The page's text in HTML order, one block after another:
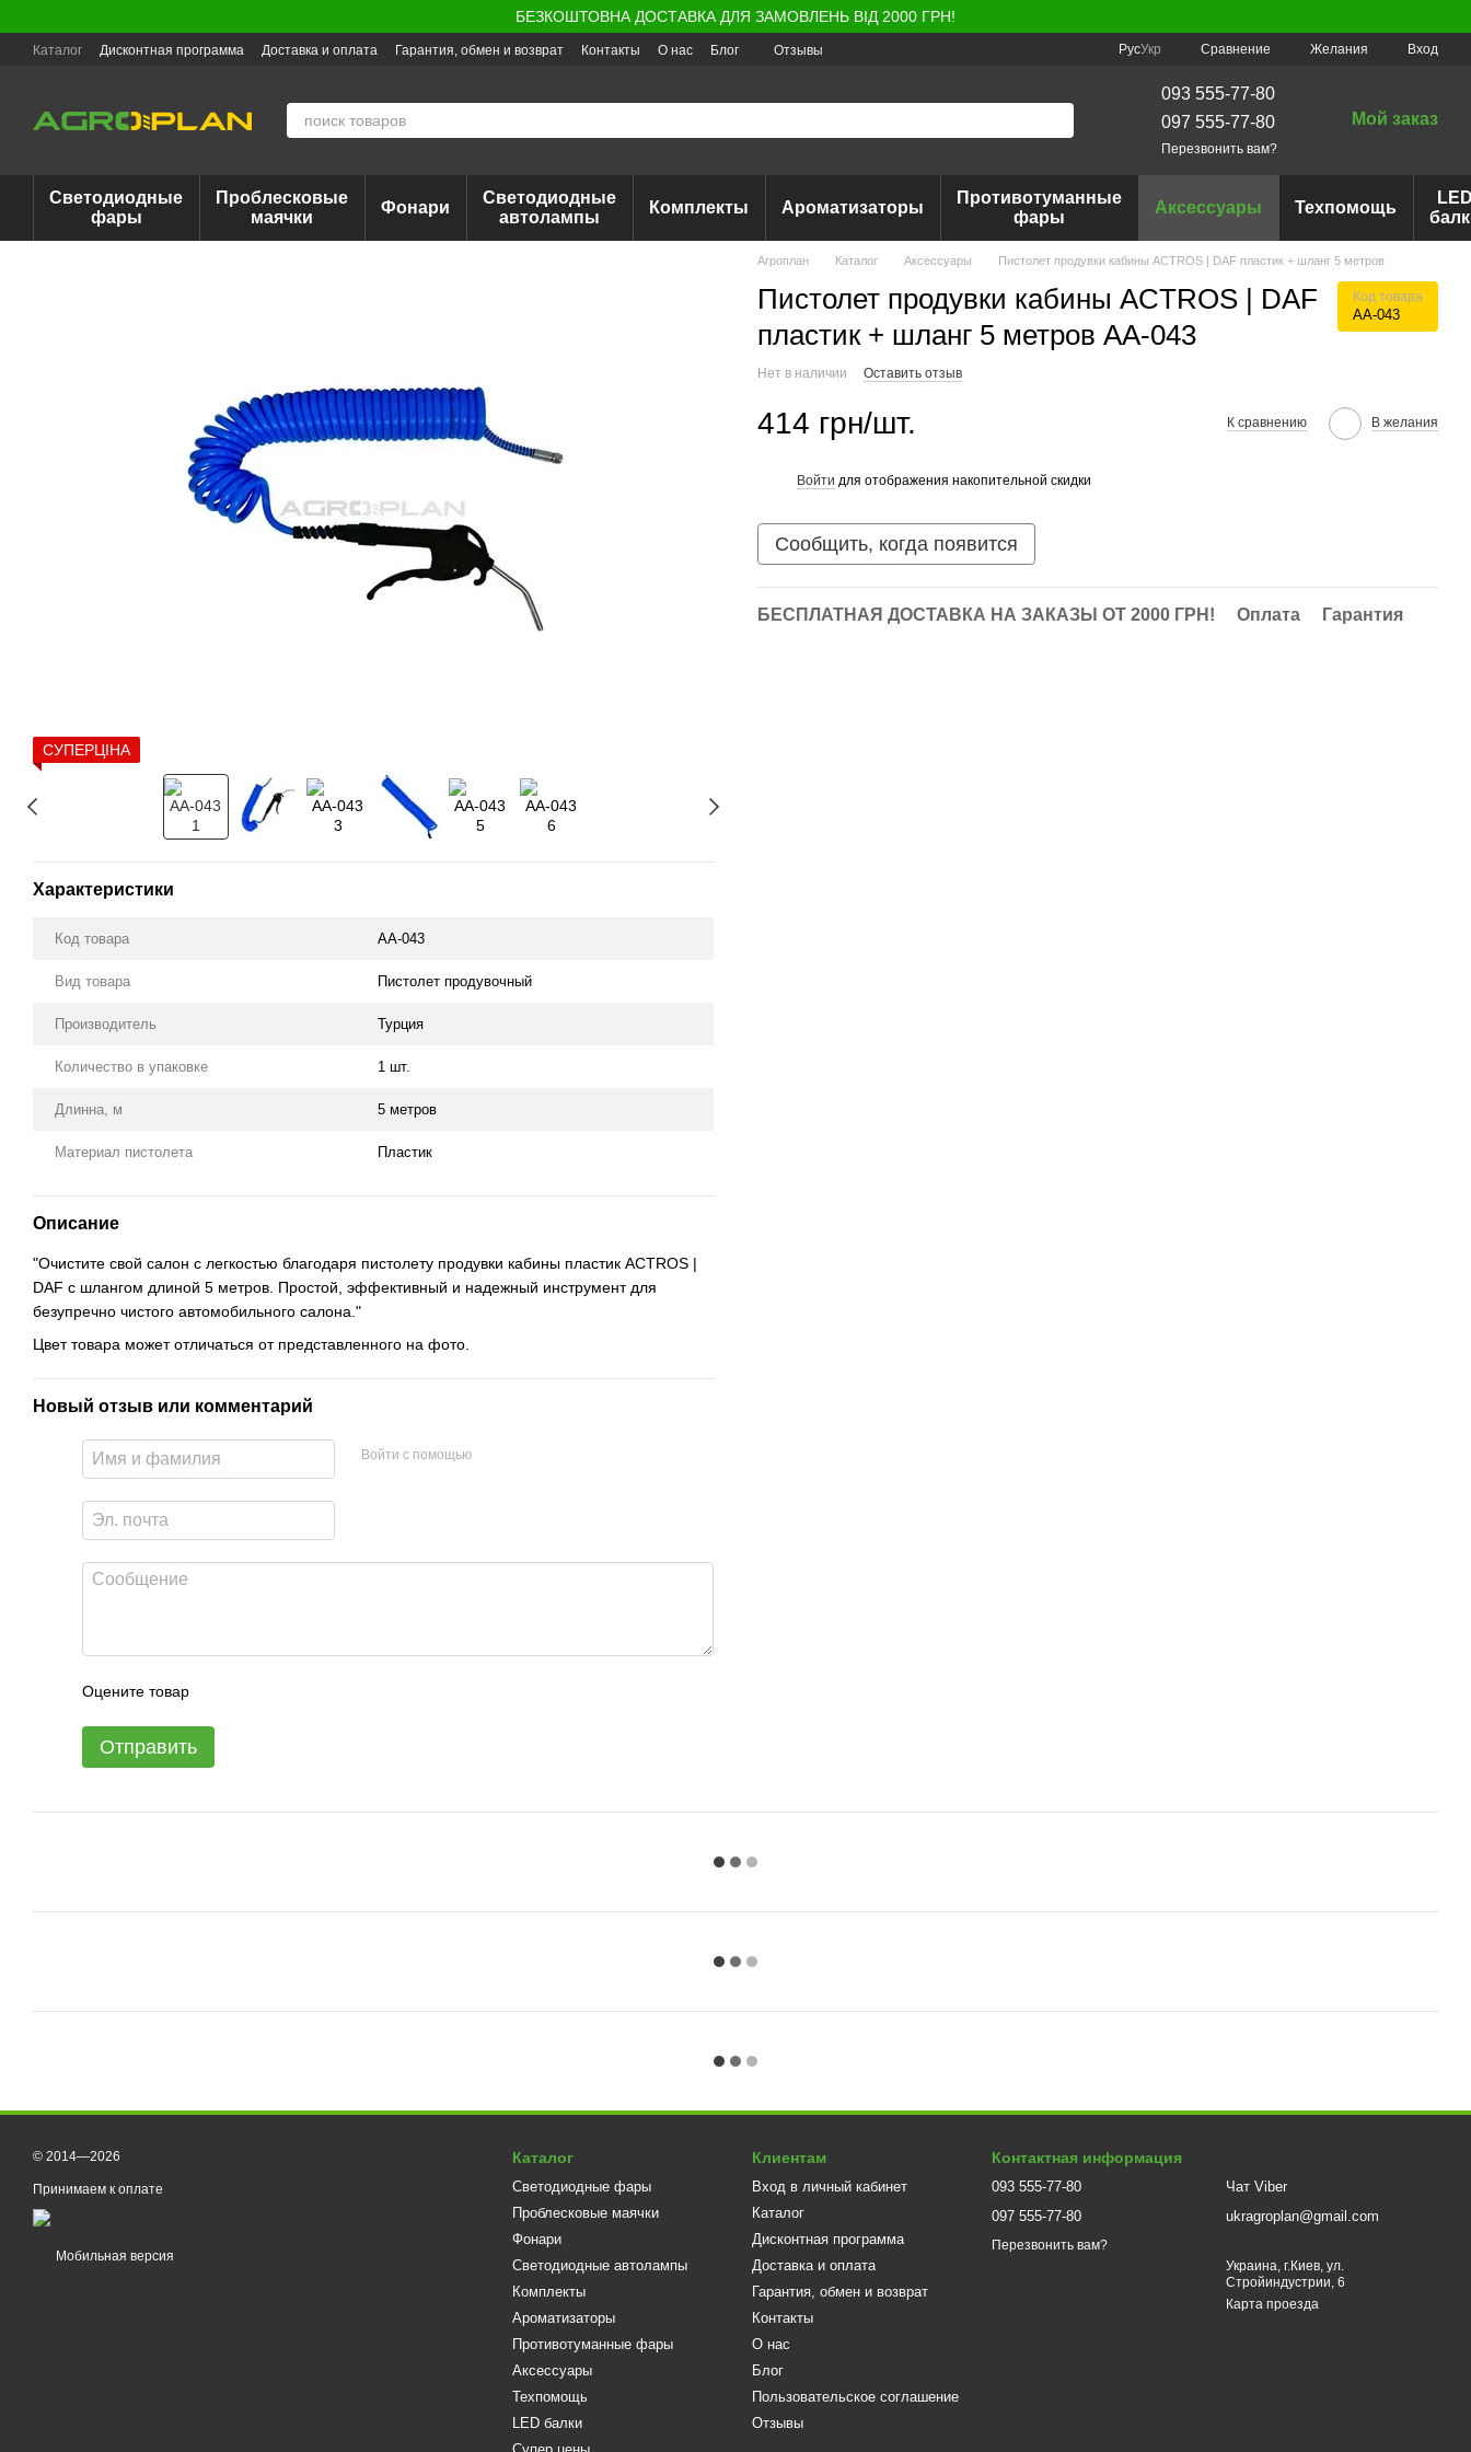
БЕЗКОШТОВНА ДОСТАВКА ДЛЯ ЗАМОВЛЕНЬ ВІД 2000 ГРН!
Каталог Дисконтная программа Доставка и оплата Гарантия, обмен и возврат Контакты О нас Блог Отзывы РусУкр Сравнение Желания Вход
093 555-77-80
097 555-77-80
Перезвонить вам?
Мой заказ
Светодиодные
фары
Проблесковые
маячки
Фонари
Светодиодные
автолампы
Комплекты Ароматизаторы
Противотуманные
фары
Аксессуары Техпомощь
СУПЕРЦІНА
Характеристики
Код товара АА-043
Вид товара Пистолет продувочный
Производитель Турция
Количество в упаковке 1 шт.
Длинна, м 5 метров
Материал пистолета Пластик
Описание
"Очистите свой салон с легкостью благодаря пистолету продувки кабины пластик ACTROS |
DAF с шлангом длиной 5 метров. Простой, эффективный и надежный инструмент для
безупречно чистого автомобильного салона."
Цвет товара может отличаться от представленного на фото.
Новый отзыв или комментарий
Войти с помощью
Оцените товар
Отправить
Агроплан Каталог Аксессуары Пистолет продувки кабины ACTROS | DAF пластик + шланг 5 метров
Пистолет продувки кабины ACTROS | DAF
пластик + шланг 5 метров АА-043
Код товара
АА-043
Нет в наличии Оставить отзыв
414 грн/шт. К сравнению В желания
Войти для отображения накопительной скидки
Сообщить, когда появится
БЕСПЛАТНАЯ ДОСТАВКА НА ЗАКАЗЫ ОТ 2000 ГРН! Оплата Гарантия
© 2014—2026
Принимаем к оплате
Мобильная версия
Каталог
Светодиодные фары
Проблесковые маячки
Фонари
Светодиодные автолампы
Комплекты
Ароматизаторы
Противотуманные фары
Аксессуары
Техпомощь
LED балки
Клиентам
Вход в личный кабинет
Каталог
Дисконтная программа
Доставка и оплата
Гарантия, обмен и возврат
Контакты
О нас
Блог
Пользовательское соглашение
Отзывы
Контактная информация
093 555-77-80
097 555-77-80
Перезвонить вам?
Чат Viber
ukragroplan@gmail.com
Украина, г.Киев, ул.
Стройиндустрии, 6
Карта проезда